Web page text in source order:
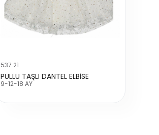
537.21
PULLU TAŞLI DANTEL ELBİSE
9-12-18 AY